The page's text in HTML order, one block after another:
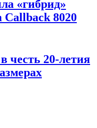
«гибрид»
Callback 8020
честь 20-летия